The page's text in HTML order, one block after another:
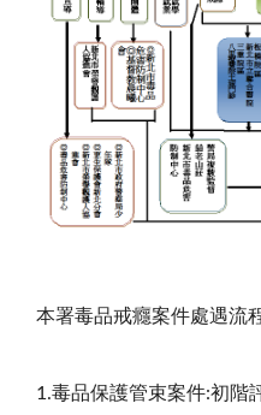
本署毒品戒癮案件處遇流
1.毒品保護管束案件:初階